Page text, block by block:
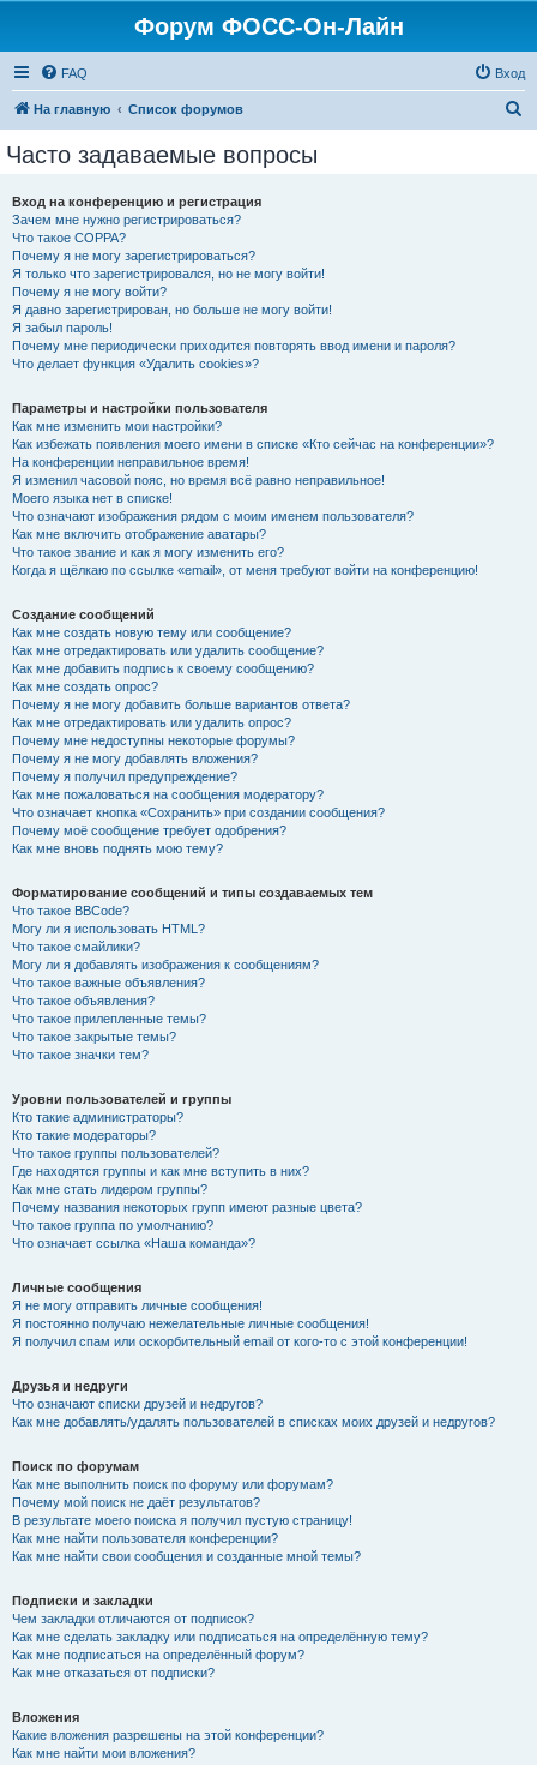
Форум ФОСС-Он-Лайн
FAQ Вход
На главную Список форумов
Часто задаваемые вопросы
Вход на конференцию и регистрация
Зачем мне нужно регистрироваться?
Что такое COPPA?
Почему я не могу зарегистрироваться?
Я только что зарегистрировался, но не могу войти!
Почему я не могу войти?
Я давно зарегистрирован, но больше не могу войти!
Я забыл пароль!
Почему мне периодически приходится повторять ввод имени и пароля?
Что делает функция «Удалить cookies»?
Параметры и настройки пользователя
Как мне изменить мои настройки?
Как избежать появления моего имени в списке «Кто сейчас на конференции»?
На конференции неправильное время!
Я изменил часовой пояс, но время всё равно неправильное!
Моего языка нет в списке!
Что означают изображения рядом с моим именем пользователя?
Как мне включить отображение аватары?
Что такое звание и как я могу изменить его?
Когда я щёлкаю по ссылке «email», от меня требуют войти на конференцию!
Создание сообщений
Как мне создать новую тему или сообщение?
Как мне отредактировать или удалить сообщение?
Как мне добавить подпись к своему сообщению?
Как мне создать опрос?
Почему я не могу добавить больше вариантов ответа?
Как мне отредактировать или удалить опрос?
Почему мне недоступны некоторые форумы?
Почему я не могу добавлять вложения?
Почему я получил предупреждение?
Как мне пожаловаться на сообщения модератору?
Что означает кнопка «Сохранить» при создании сообщения?
Почему моё сообщение требует одобрения?
Как мне вновь поднять мою тему?
Форматирование сообщений и типы создаваемых тем
Что такое BBCode?
Могу ли я использовать HTML?
Что такое смайлики?
Могу ли я добавлять изображения к сообщениям?
Что такое важные объявления?
Что такое объявления?
Что такое прилепленные темы?
Что такое закрытые темы?
Что такое значки тем?
Уровни пользователей и группы
Кто такие администраторы?
Кто такие модераторы?
Что такое группы пользователей?
Где находятся группы и как мне вступить в них?
Как мне стать лидером группы?
Почему названия некоторых групп имеют разные цвета?
Что такое группа по умолчанию?
Что означает ссылка «Наша команда»?
Личные сообщения
Я не могу отправить личные сообщения!
Я постоянно получаю нежелательные личные сообщения!
Я получил спам или оскорбительный email от кого-то с этой конференции!
Друзья и недруги
Что означают списки друзей и недругов?
Как мне добавлять/удалять пользователей в списках моих друзей и недругов?
Поиск по форумам
Как мне выполнить поиск по форуму или форумам?
Почему мой поиск не даёт результатов?
В результате моего поиска я получил пустую страницу!
Как мне найти пользователя конференции?
Как мне найти свои сообщения и созданные мной темы?
Подписки и закладки
Чем закладки отличаются от подписок?
Как мне сделать закладку или подписаться на определённую тему?
Как мне подписаться на определённый форум?
Как мне отказаться от подписки?
Вложения
Какие вложения разрешены на этой конференции?
Как мне найти мои вложения?